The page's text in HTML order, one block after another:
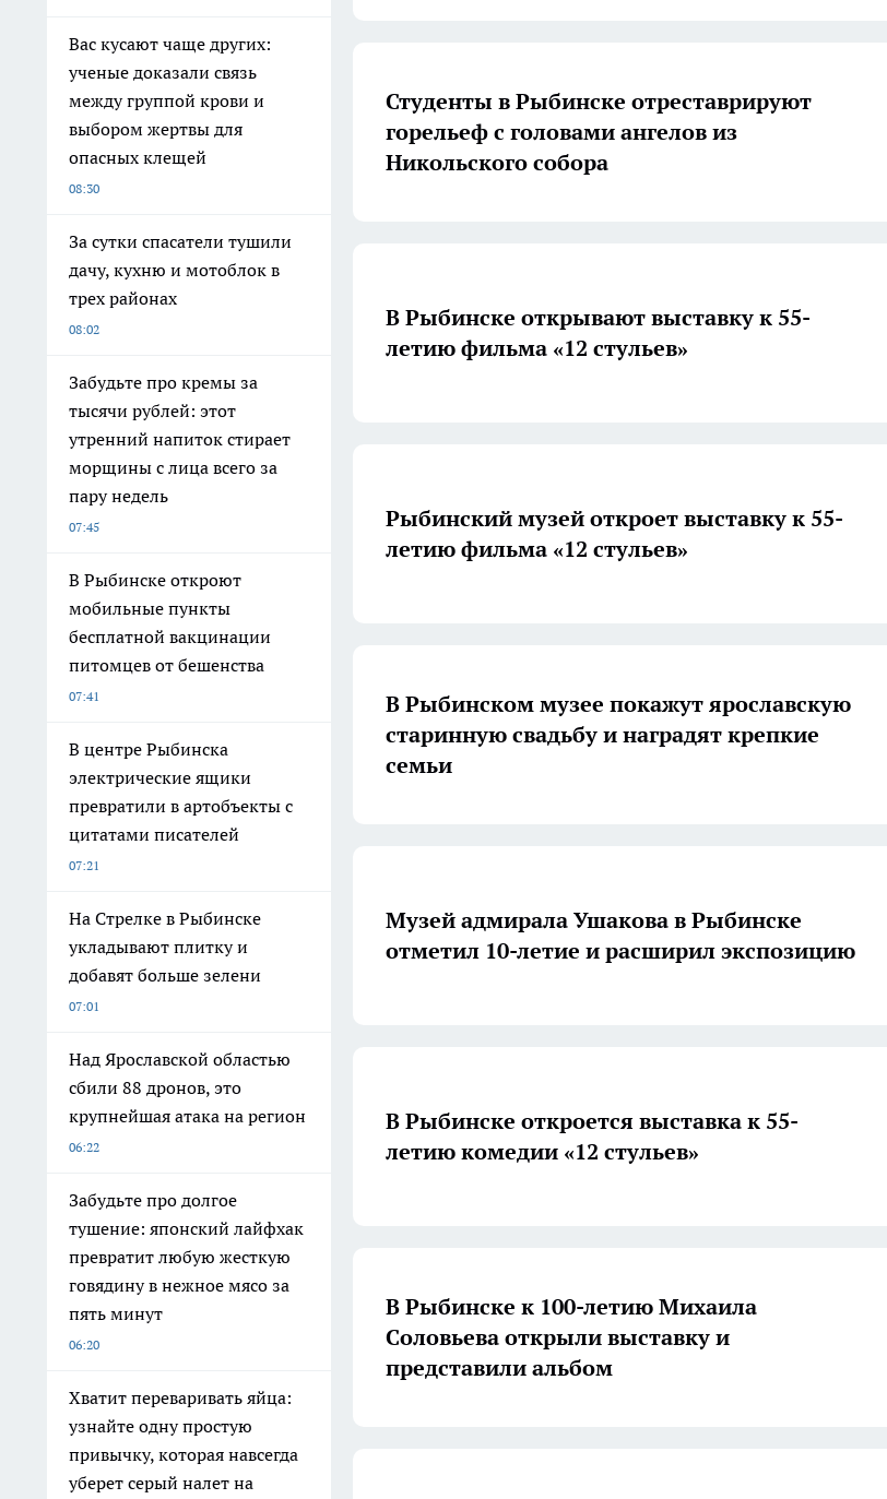
Вас кусают чаще других:
ученые доказали связь
между группой крови и
выбором жертвы для
опасных клещей
08:30
За сутки спасатели тушили
дачу, кухню и мотоблок в
трех районах
08:02
Забудьте про кремы за
тысячи рублей: этот
утренний напиток стирает
морщины с лица всего за
пару недель
07:45
В Рыбинске откроют
мобильные пункты
бесплатной вакцинации
питомцев от бешенства
07:41
В центре Рыбинска
электрические ящики
превратили в артобъекты с
цитатами писателей
07:21
На Стрелке в Рыбинске
укладывают плитку и
добавят больше зелени
07:01
Над Ярославской областью
сбили 88 дронов, это
крупнейшая атака на регион
06:22
Забудьте про долгое
тушение: японский лайфхак
превратит любую жесткую
говядину в нежное мясо за
пять минут
06:20
Хватит переваривать яйца:
узнайте одну простую
привычку, которая навсегда
уберет серый налет на
Студенты в Рыбинске отреставрируют
горельеф с головами ангелов из
Никольского собора
В Рыбинске открывают выставку к 55-
летию фильма «12 стульев»
Рыбинский музей откроет выставку к 55-
летию фильма «12 стульев»
В Рыбинском музее покажут ярославскую
старинную свадьбу и наградят крепкие
семьи
Музей адмирала Ушакова в Рыбинске
отметил 10-летие и расширил экспозицию
В Рыбинске откроется выставка к 55-
летию комедии «12 стульев»
В Рыбинске к 100-летию Михаила
Соловьева открыли выставку и
представили альбом